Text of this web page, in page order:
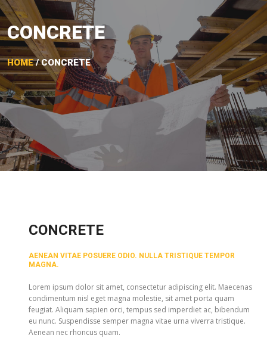
CONCRETE
HOME/ CONCRETE
CONCRETE
AENEAN VITAE POSUERE ODIO. NULLA TRISTIQUE TEMPOR
MAGNA.
Lorem ipsum dolor sit amet, consectetur adipiscing elit. Maecenas
condimentum nisl eget magna molestie, sit amet porta quam
feugiat. Aliquam sapien orci, tempus sed imperdiet ac, bibendum
eu nunc. Suspendisse semper magna vitae urna viverra tristique.
Aenean nec rhoncus quam.